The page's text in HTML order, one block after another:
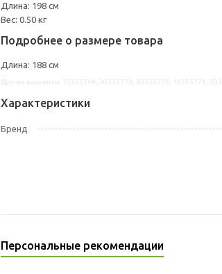
Длина: 198 см
Вес: 0.50 кг
Подробнее о размере товара
Длина: 188 см
Характеристики
Бренд
Персональные рекомендации